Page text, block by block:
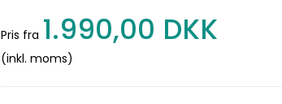
Pris fra 1.990,00 DKK
(inkl. moms)